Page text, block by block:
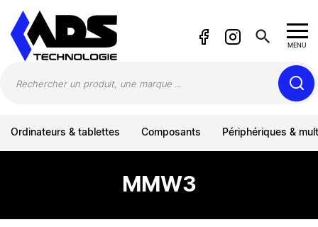
search MENU
Ordinateurs & tablettes Composants Périphériques &
MMW3